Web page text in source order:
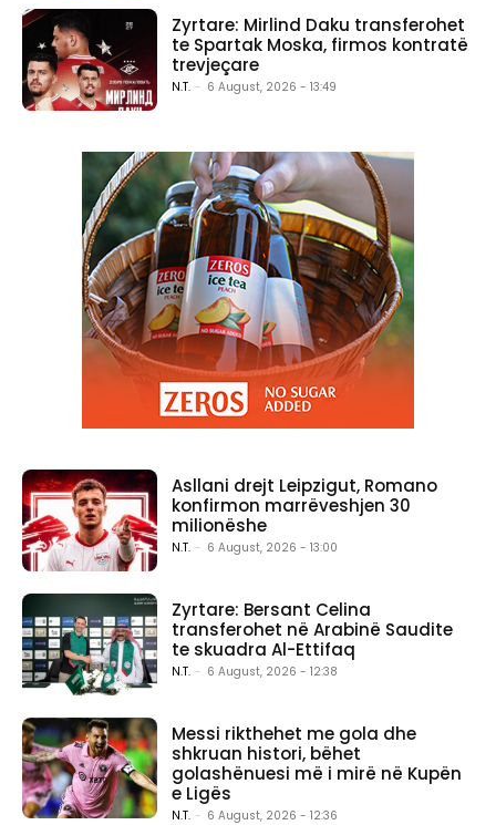
Zyrtare: Mirlind Daku transferohet
te Spartak Moska, firmos kontratë
trevjeçare
N.T. - 6 August, 2026 - 13:49
Asllani drejt Leipzigut, Romano
konfirmon marrëveshjen 30
milionëshe
N.T. - 6 August, 2026 - 13:00
Zyrtare: Bersant Celina
transferohet në Arabinë Saudite
te skuadra Al-Ettifaq
N.T. - 6 August, 2026 - 12:38
Messi rikthehet me gola dhe
shkruan histori, bëhet
golashënuesi më i mirë në Kupën
e Ligës
N.T. - 6 August, 2026 - 12:36